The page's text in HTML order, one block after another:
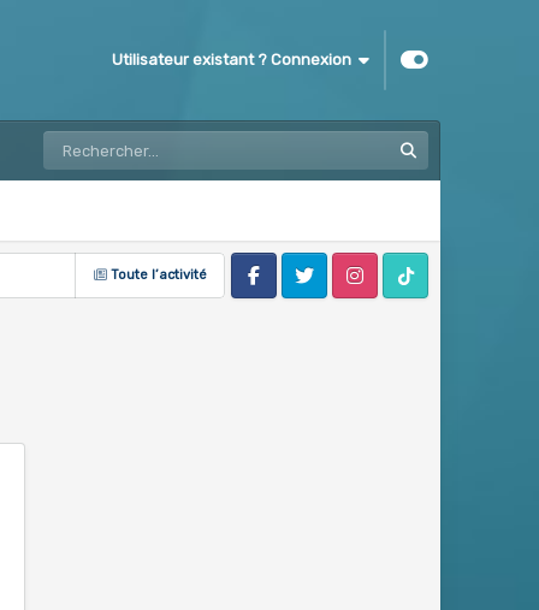
Utilisateur existant ? Connexion
Toute l’activité
FacebookTwitter InstagramTik Tok